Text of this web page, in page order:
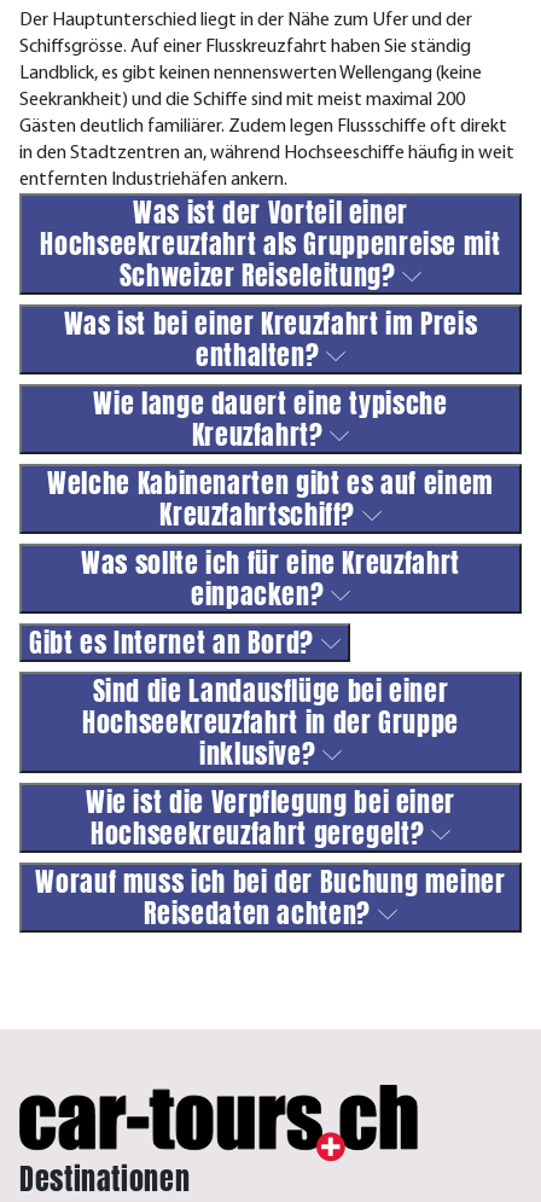
Der Hauptunterschied liegt in der Nähe zum Ufer und der
Schiffsgrösse. Auf einer Flusskreuzfahrt haben Sie ständig
Landblick, es gibt keinen nennenswerten Wellengang (keine
Seekrankheit) und die Schiffe sind mit meist maximal 200
Gästen deutlich familiärer. Zudem legen Flussschiffe oft direkt
in den Stadtzentren an, während Hochseeschiffe häufig in weit
entfernten Industriehäfen ankern.
Was ist der Vorteil einer
Hochseekreuzfahrt als Gruppenreise mit
Schweizer Reiseleitung?
Was ist bei einer Kreuzfahrt im Preis
enthalten?
Wie lange dauert eine typische
Kreuzfahrt?
Welche Kabinenarten gibt es auf einem
Kreuzfahrtschiff?
Was sollte ich für eine Kreuzfahrt
einpacken?
Gibt es Internet an Bord?
Sind die Landausflüge bei einer
Hochseekreuzfahrt in der Gruppe
inklusive?
Wie ist die Verpflegung bei einer
Hochseekreuzfahrt geregelt?
Worauf muss ich bei der Buchung meiner
Reisedaten achten?
Destinationen